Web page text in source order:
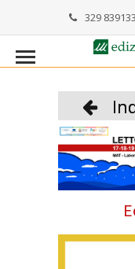
329